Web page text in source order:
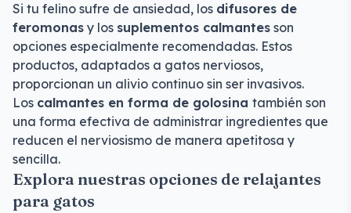
Si tu felino sufre de ansiedad, los difusores de
feromonas y los suplementos calmantes son
opciones especialmente recomendadas. Estos
productos, adaptados a gatos nerviosos,
proporcionan un alivio continuo sin ser invasivos.
Los calmantes en forma de golosina también son
una forma efectiva de administrar ingredientes que
reducen el nerviosismo de manera apetitosa y
sencilla.
Explora nuestras opciones de relajantes
para gatos